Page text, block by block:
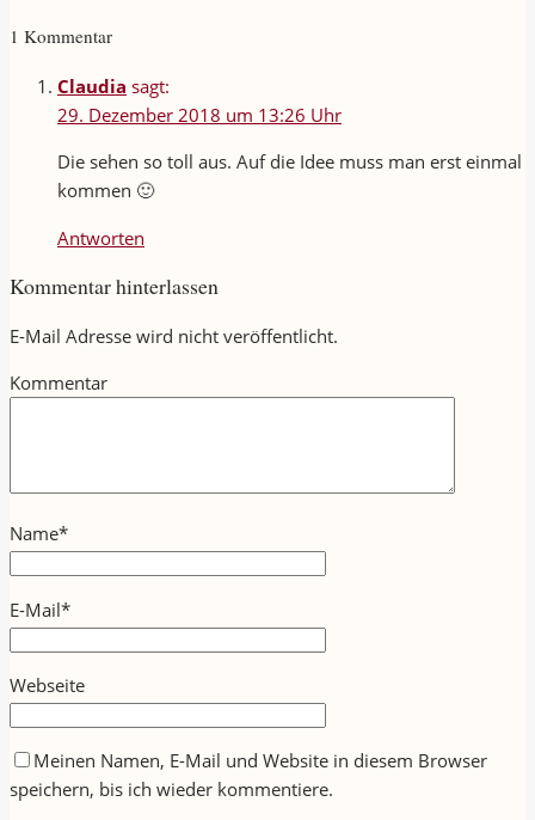
1 Kommentar
Claudia sagt:
29. Dezember 2018 um 13:26 Uhr
Die sehen so toll aus. Auf die Idee muss man erst einmal
kommen 🙂
Antworten
Kommentar hinterlassen
E-Mail Adresse wird nicht veröffentlicht.
Kommentar
Name*
E-Mail*
Webseite
Meinen Namen, E-Mail und Website in diesem Browser
speichern, bis ich wieder kommentiere.